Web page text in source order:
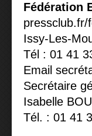
Fédération
Issy-Les-
Tél : 01 41
Email
Secrétaire
Isabelle
Tél. : 01 41